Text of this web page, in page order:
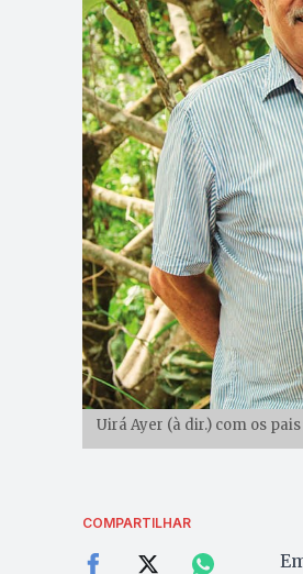
Uirá Ayer (à dir.) com os
COMPARTILHAR